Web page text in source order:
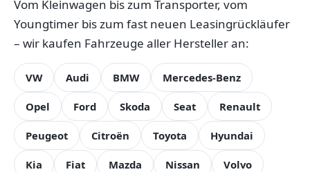
Vom Kleinwagen bis zum Transporter, vom
Youngtimer bis zum fast neuen Leasingrückläufer
– wir kaufen Fahrzeuge aller Hersteller an:
VW Audi BMW Mercedes-Benz
Opel Ford Skoda Seat Renault
Peugeot Citroën Toyota Hyundai
Kia Fiat Mazda Nissan Volvo